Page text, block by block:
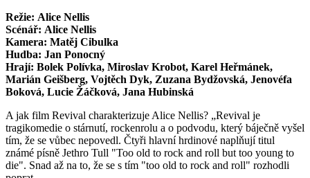
Režie: Alice Nellis
Scénář: Alice Nellis
Kamera: Matěj Cibulka
Hudba: Jan Ponocný
Hrají: Bolek Polívka, Miroslav Krobot, Karel Heřmánek,
Marián Geišberg, Vojtěch Dyk, Zuzana Bydžovská, Jenovéfa
Boková, Lucie Žáčková, Jana Hubinská
A jak film Revival charakterizuje Alice Nellis? „Revival je
tragikomedie o stárnutí, rockenrolu a o podvodu, který báječně vyšel
tím, že se vůbec nepovedl. Čtyři hlavní hrdinové naplňují titul
známé písně Jethro Tull "Too old to rock and roll but too young to
die". Snad až na to, že se s tím "too old to rock and roll" rozhodli